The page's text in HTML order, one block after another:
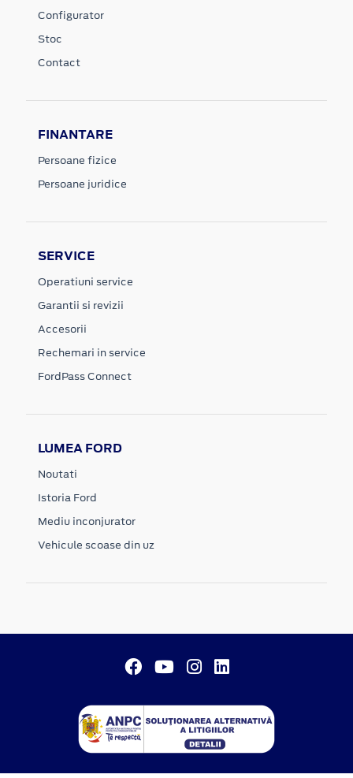
Configurator
Stoc
Contact
FINANTARE
Persoane fizice
Persoane juridice
SERVICE
Operatiuni service
Garantii si revizii
Accesorii
Rechemari in service
FordPass Connect
LUMEA FORD
Noutati
Istoria Ford
Mediu inconjurator
Vehicule scoase din uz